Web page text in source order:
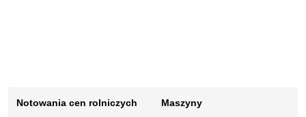
Notowania cen rolniczych
Maszyny